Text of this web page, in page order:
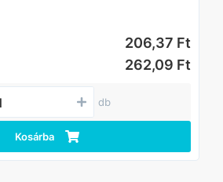
206,37 Ft
262,09 Ft
db
Kosárba